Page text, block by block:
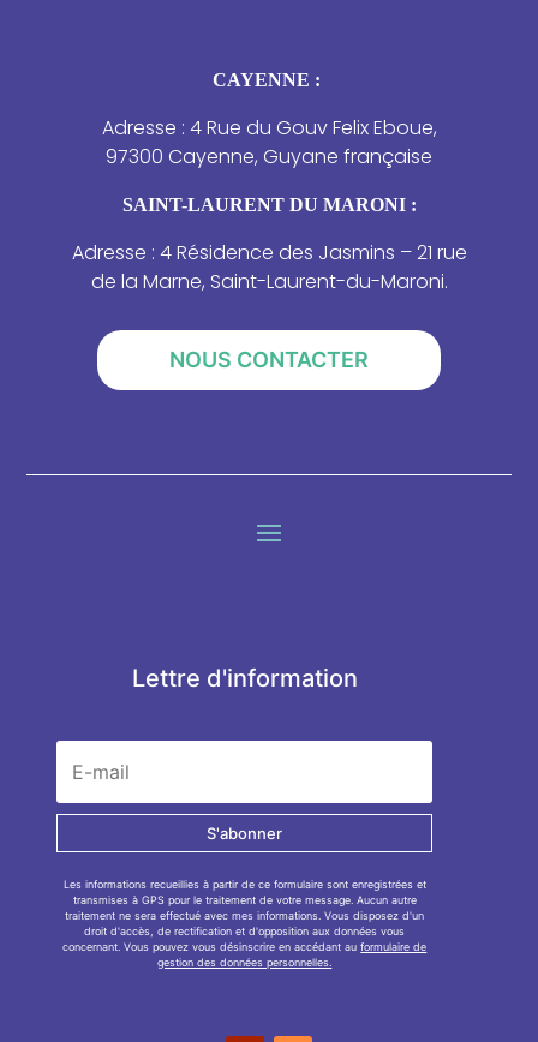
CAYENNE :
Adresse : 4 Rue du Gouv Felix Eboue,
97300 Cayenne, Guyane française
SAINT-LAURENT DU MARONI :
Adresse : 4 Résidence des Jasmins – 21 rue
de la Marne, Saint-Laurent-du-Maroni.
NOUS CONTACTER
Lettre d'information
S'abonner
Les informations recueillies à partir de ce formulaire sont enregistrées et
transmises à GPS pour le traitement de votre message. Aucun autre
traitement ne sera effectué avec mes informations. Vous disposez d'un
droit d'accès, de rectification et d'opposition aux données vous
concernant. Vous pouvez vous désinscrire en accédant auformulaire de
gestion des données personnelles.